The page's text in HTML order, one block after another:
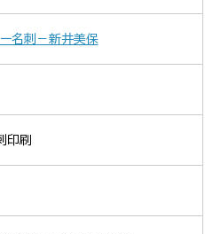
ー名刺－新井美保
印刷